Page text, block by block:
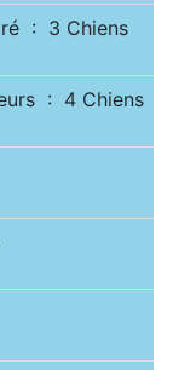
: 3 Chiens
: 4 Chiens